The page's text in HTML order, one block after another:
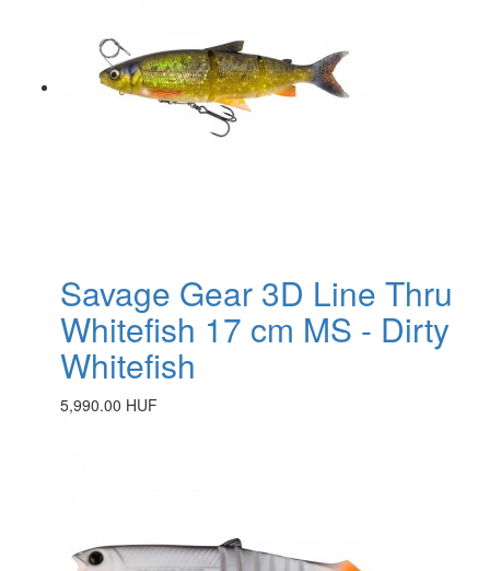
Savage Gear 3D Line Thru
Whitefish 17 cm MS - Dirty
Whitefish
5,990.00 HUF